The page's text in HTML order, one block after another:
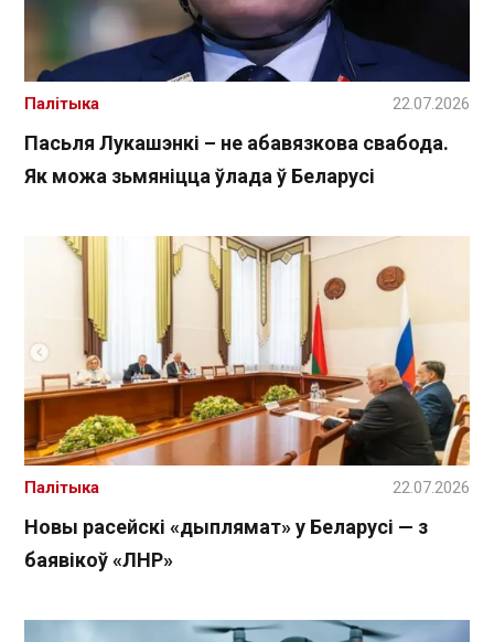
Пасьля Лукашэнкі – не абавязкова свабода.
Як можа зьмяніцца ўлада ў Беларусі
Палітыка 22.07.2026
Новы расейскі «дыплямат» у Беларусі — з
баявікоў «ЛНР»
Палітыка 22.07.2026